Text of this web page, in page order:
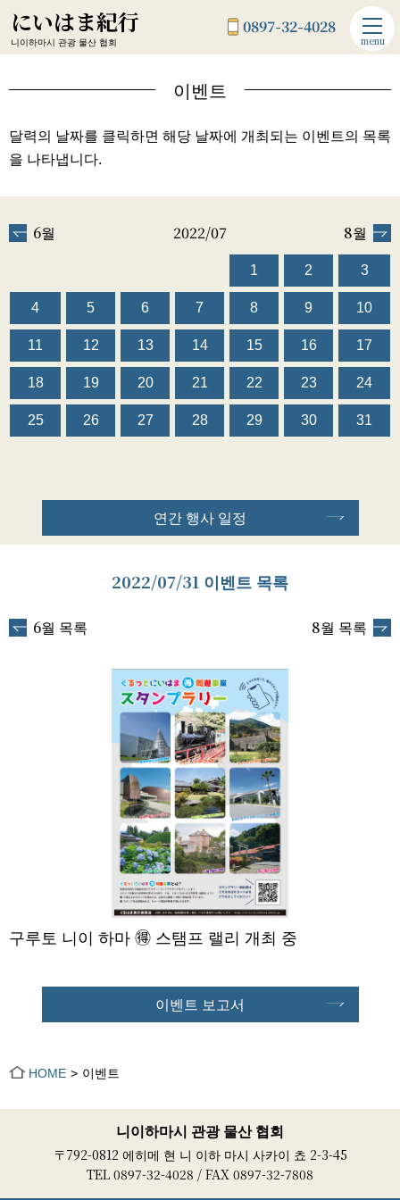
にいはま紀行
니이하마시 관광 물산 협회
0897-32-4028
menu
이벤트
달력의 날짜를 클릭하면 해당 날짜에 개최되는 이벤트의 목록
을 나타냅니다.
6월 2022/07 8월
1 2 3
4 5 6 7 8 9 10
11 12 13 14 15 16 17
18 19 20 21 22 23 24
25 26 27 28 29 30 31
연간 행사 일정
2022/07/31 이벤트 목록
6월 목록 8월 목록
구루토 니이 하마 🉐 스탬프 랠리 개최 중
이벤트 보고서
HOME 이벤트
니이하마시 관광 물산 협회
〒792-0812 에히메 현 니 이하 마시 사카이 쵸 2-3-45
TEL 0897-32-4028 / FAX 0897-32-7808